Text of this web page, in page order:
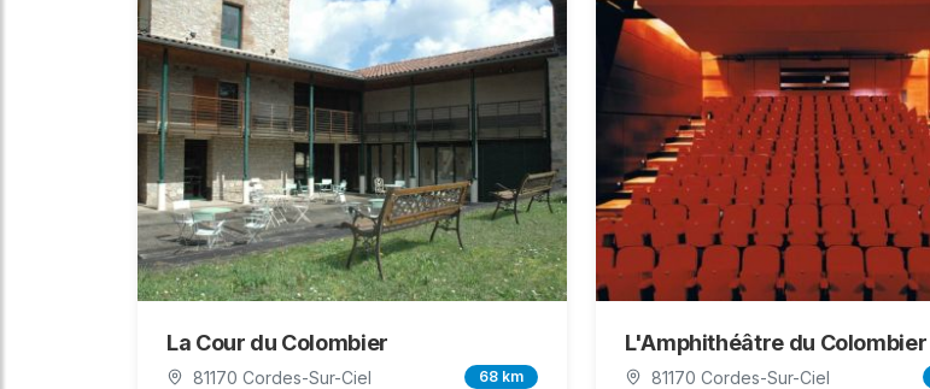
La Cour du Colombier
81170 Cordes-Sur-Ciel 68 km
L'Amphithéâtre du Colombier
81170 Cordes-Sur-Ciel